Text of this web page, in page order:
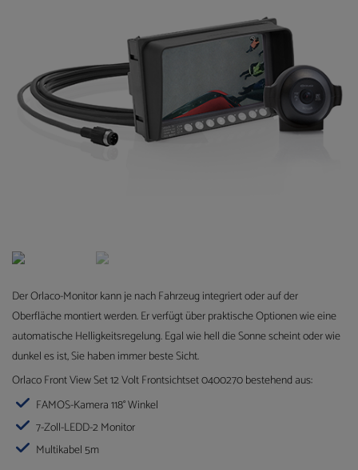
Der Orlaco-Monitor kann je nach Fahrzeug integriert oder auf der
Oberfläche montiert werden. Er verfügt über praktische Optionen wie eine
automatische Helligkeitsregelung. Egal wie hell die Sonne scheint oder wie
dunkel es ist, Sie haben immer beste Sicht.
Orlaco Front View Set 12 Volt Frontsichtset 0400270 bestehend aus:
FAMOS-Kamera 118° Winkel
7-Zoll-LEDD-2 Monitor
Multikabel 5m